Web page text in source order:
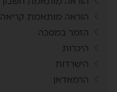
הוראה מותאמת קריאה
הזמר במסכה
היכרות
הישרדות
הרמאדאן